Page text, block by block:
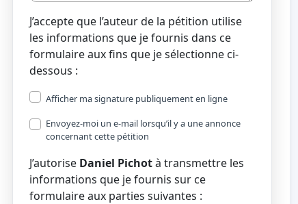
J’accepte que l’auteur de la pétition utilise
les informations que je fournis dans ce
formulaire aux fins que je sélectionne ci-
dessous :
Afficher ma signature publiquement en ligne
Envoyez-moi un e-mail lorsqu’il y a une annonce
concernant cette pétition
J’autorise Daniel Pichotà transmettre les
informations que je fournis sur ce
formulaire aux parties suivantes :